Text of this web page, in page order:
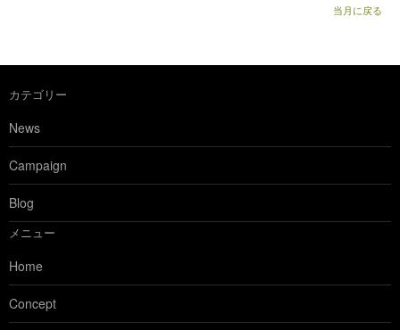
当月に戻る
カテゴリー
News
Campaign
Blog
メニュー
Home
Concept